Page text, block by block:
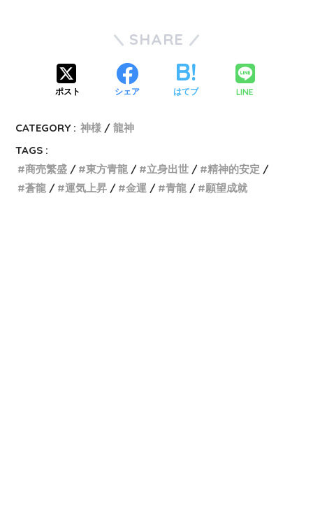
SHARE
ポスト シェア はてブ LINE
CATEGORY : 神様
龍神
TAGS :
商売繁盛
東方青龍 立身出世
精神的安定
蒼龍
運気上昇 金運 青龍 願望成就